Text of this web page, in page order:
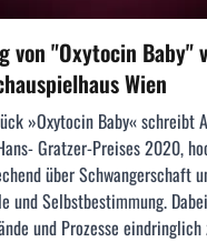
von "Oxytocin Baby"
Wien
»Oxytocin Baby« schreibt
Gratzer-Preises 2020,
über Schwangerschaft
und Selbstbestimmung.
und Prozesse eindringlich